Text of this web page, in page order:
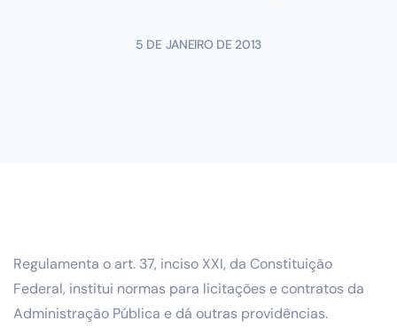
5 DE JANEIRO DE 2013
Regulamenta o art. 37, inciso XXI, da Constituição
Federal, institui normas para licitações e contratos da
Administração Pública e dá outras providências.